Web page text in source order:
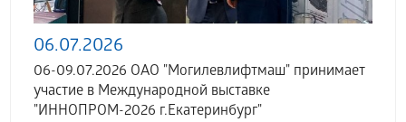
06.07.2026
06-09.07.2026 ОАО "Могилевлифтмаш" принимает
участие в Международной выставке
"ИННОПРОМ-2026 г.Екатеринбург"